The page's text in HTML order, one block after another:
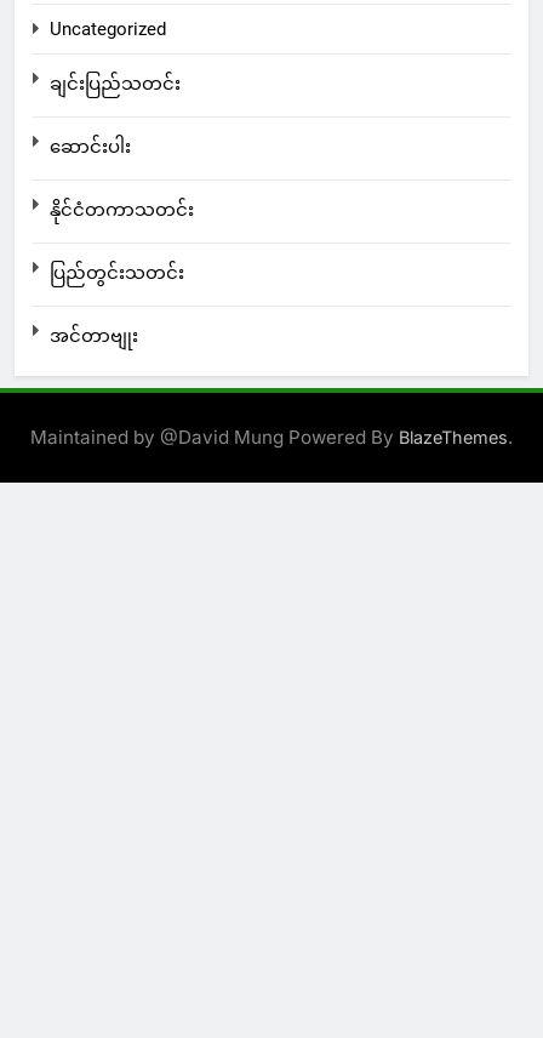
Uncategorized
ချင်းပြည်သတင်း
ဆောင်းပါး
နိုင်ငံတကာသတင်း
ပြည်တွင်းသတင်း
အင်တာဗျုး
Maintained by @David Mung Powered By BlazeThemes.